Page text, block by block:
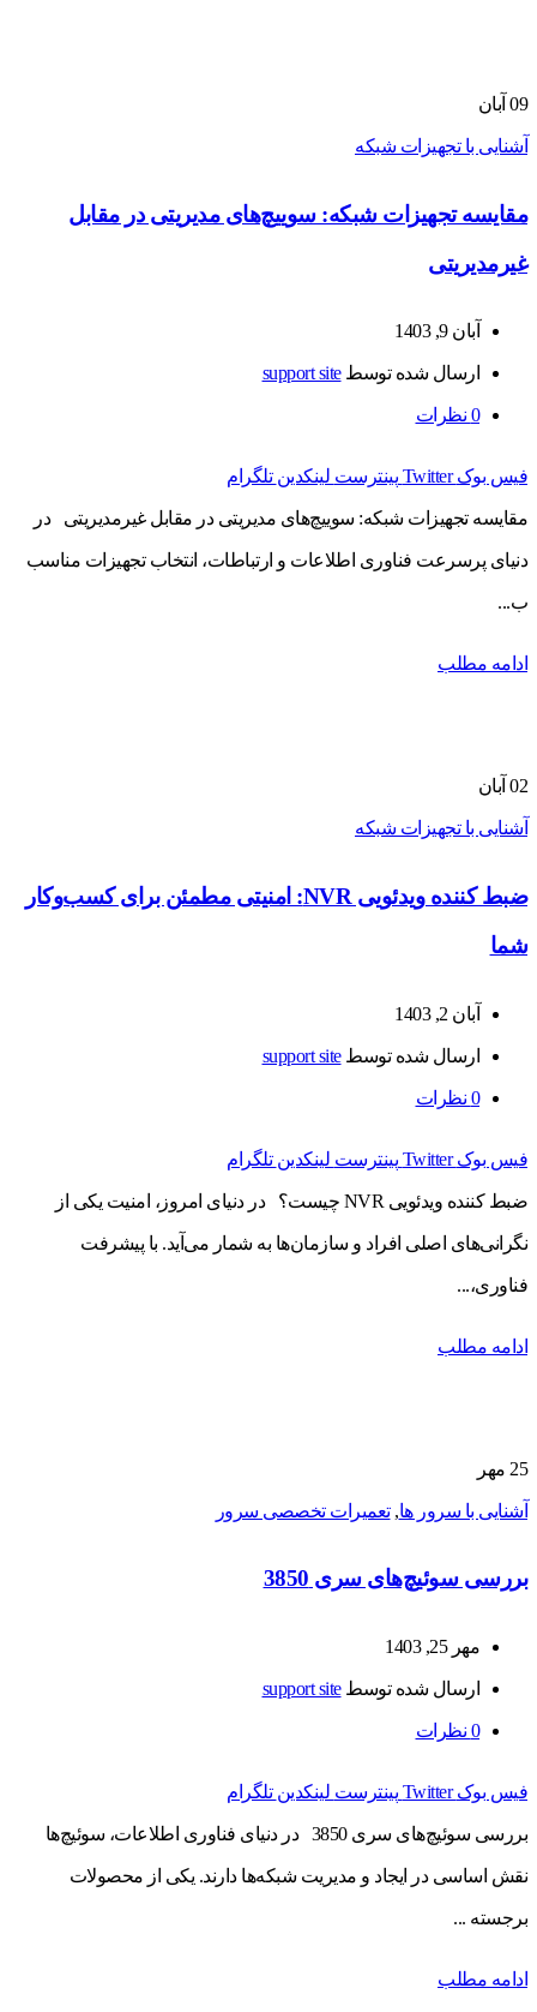
09 آبان
آشنایی با تجهیزات شبکه
مقایسه تجهیزات شبکه: سوییچ‌های مدیریتی در مقابل
غیرمدیریتی
آبان 9, 1403
ارسال شده توسطsupport site
0 نظرات
فیس بوک Twitter پینترست لینکدین تلگرام
مقایسه تجهیزات شبکه: سوییچ‌های مدیریتی در مقابل غیرمدیریتی در
دنیای پرسرعت فناوری اطلاعات و ارتباطات، انتخاب تجهیزات مناسب
ب...
ادامه مطلب
02 آبان
آشنایی با تجهیزات شبکه
ضبط کننده ویدئویی NVR: امنیتی مطمئن برای کسب‌وکار
شما
آبان 2, 1403
ارسال شده توسطsupport site
0 نظرات
فیس بوک Twitter پینترست لینکدین تلگرام
ضبط کننده ویدئویی NVR چیست؟ در دنیای امروز، امنیت یکی از
نگرانی‌های اصلی افراد و سازمان‌ها به شمار می‌آید. با پیشرفت
فناوری،...
ادامه مطلب
25 مهر
آشنایی با سرور ها,تعمیرات تخصصی سرور
بررسی سوئیچ‌های سری 3850
مهر 25, 1403
ارسال شده توسطsupport site
0 نظرات
فیس بوک Twitter پینترست لینکدین تلگرام
بررسی سوئیچ‌های سری 3850 در دنیای فناوری اطلاعات، سوئیچ‌ها
نقش اساسی در ایجاد و مدیریت شبکه‌ها دارند. یکی از محصولات
برجسته ...
ادامه مطلب